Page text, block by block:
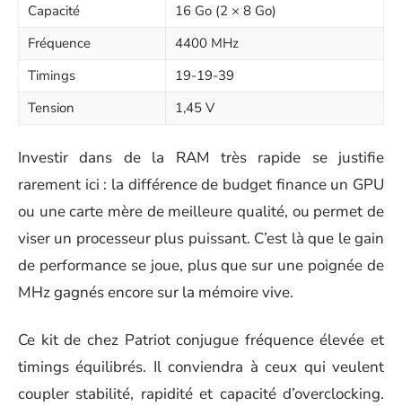
Capacité
16 Go (2 × 8 Go)
Fréquence
4400 MHz
Timings
19-19-39
Tension
1,45 V
Investir dans de la RAM très rapide se justifie
rarement ici : la différence de budget finance un GPU
ou une carte mère de meilleure qualité, ou permet de
viser un processeur plus puissant. C’est là que le gain
de performance se joue, plus que sur une poignée de
MHz gagnés encore sur la mémoire vive.
Ce kit de chez Patriot conjugue fréquence élevée et
timings équilibrés. Il conviendra à ceux qui veulent
coupler stabilité, rapidité et capacité d’overclocking.